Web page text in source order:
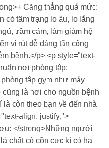
Căng thẳng quá mức:
có tâm trạng lo âu, lo lắng
trầm cảm, làm giảm hệ
vi rút dễ dàng tấn công
bệnh.</p> <p style="text-
nơi phòng tập:
tập gym như máy
là nơi cho nguồn bệnh
là còn theo bạn về đến nhà
align: justify;">
</strong>Những người
chất có cồn cực kì có hại